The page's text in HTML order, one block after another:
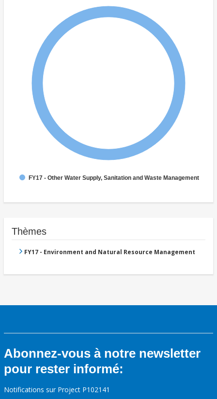
FY17 - Other Water Supply, Sanitation and Waste Management
Thèmes
FY17 - Environment and Natural Resource Management
Abonnez-vous à notre newsletter
pour rester informé:
Notifications sur Project P102141